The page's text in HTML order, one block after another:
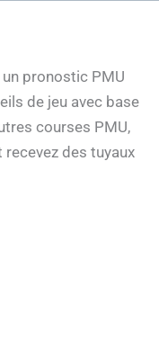
pronostic PMU
de jeu avec base
courses PMU,
recevez des tuyaux